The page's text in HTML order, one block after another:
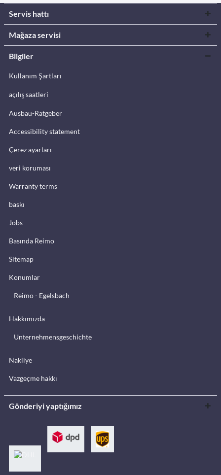
Servis hattı
Mağaza servisi
Bilgiler
Kullanım Şartları
açılış saatleri
Ausbau-Ratgeber
Accessibility statement
Çerez ayarları
veri koruması
Warranty terms
baskı
Jobs
Basında Reimo
Sitemap
Konumlar
Reimo - Egelsbach
Hakkımızda
Unternehmensgeschichte
Nakliye
Vazgeçme hakkı
Gönderiyi yaptığımız